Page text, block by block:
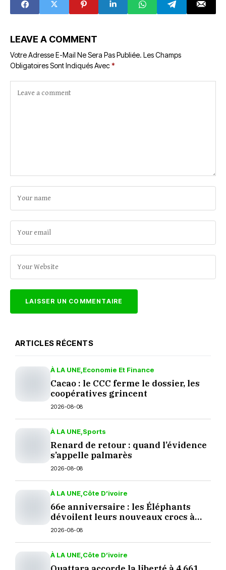
LEAVE A COMMENT
Votre Adresse E-Mail Ne Sera Pas Publiée. Les Champs
Obligatoires Sont Indiqués Avec*
ARTICLES RÉCENTS
À LA UNE Economie Et Finance
Cacao : le CCC ferme le dossier, les
coopératives grincent
2026-08-08
À LA UNE Sports
Renard de retour : quand l’évidence
s’appelle palmarès
2026-08-08
À LA UNE Côte D’ivoire
66e anniversaire : les Éléphants
dévoilent leurs nouveaux crocs à
Yopougon
2026-08-08
À LA UNE Côte D’ivoire